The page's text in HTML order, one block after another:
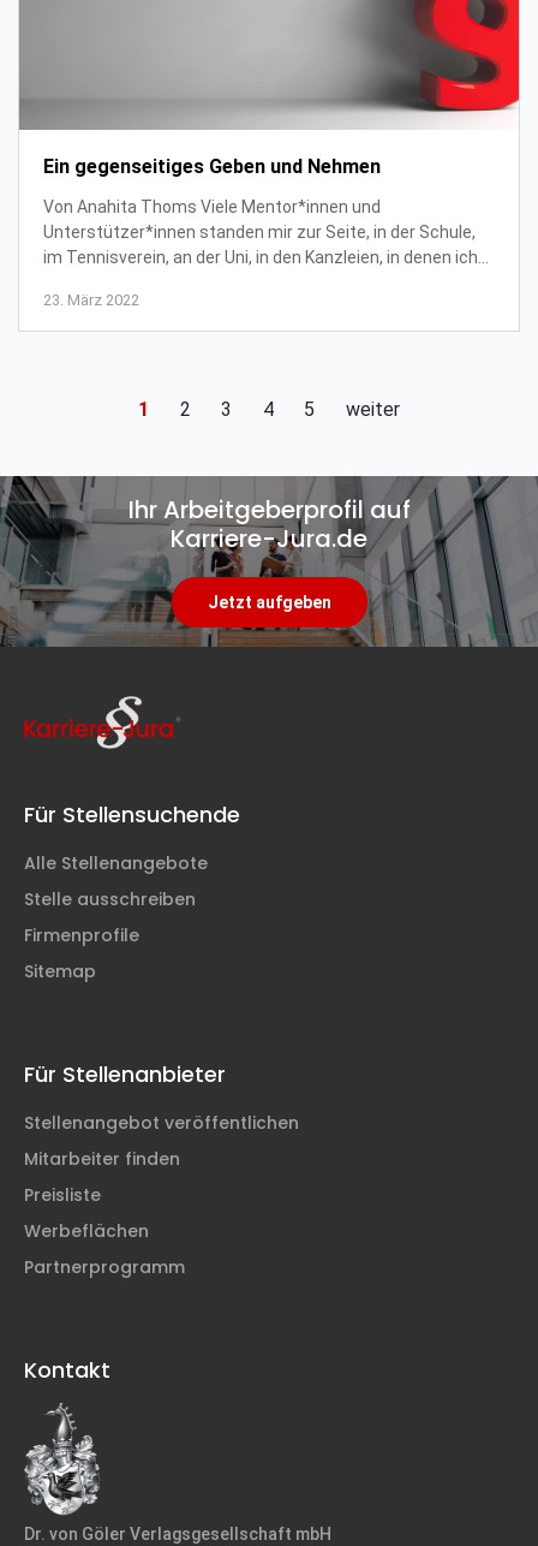
Ein gegenseitiges Geben und Nehmen
Von Anahita Thoms Viele Mentor*innen und
Unterstützer*innen standen mir zur Seite, in der Schule,
im Tennisverein, an der Uni, in den Kanzleien, in denen ich
23. März 2022
1 2 3 4 5 weiter
Ihr Arbeitgeberprofil auf
Karriere-Jura.de
Jetzt aufgeben
Für Stellensuchende
Alle Stellenangebote
Stelle ausschreiben
Firmenprofile
Sitemap
Für Stellenanbieter
Stellenangebot veröffentlichen
Mitarbeiter finden
Preisliste
Werbeflächen
Partnerprogramm
Kontakt
Dr. von Göler Verlagsgesellschaft mbH